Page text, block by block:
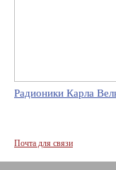
Радионики Карла
Почта для связи